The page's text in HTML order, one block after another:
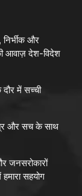
निर्भीक और
आवाज़ देश-विदेश
में सच्ची
और सच के साथ
जनसरोकारों
सहयोग